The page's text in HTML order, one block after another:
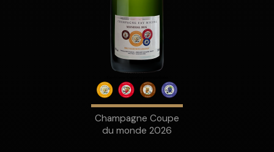
Champagne Coupe
du monde 2026